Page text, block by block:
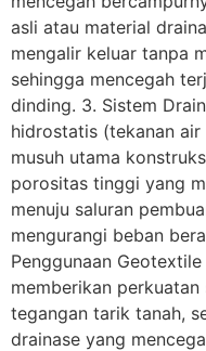
asli atau material
mengalir keluar tanpa
sehingga mencegah
dinding. 3. Sistem
hidrostatis (tekanan
musuh utama
porositas tinggi yang
menuju saluran
mengurangi beban
Penggunaan
memberikan
tegangan tarik tanah,
drainase yang